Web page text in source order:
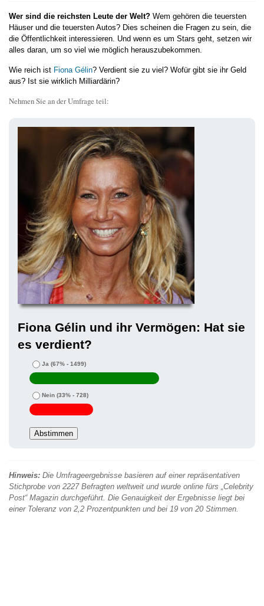
Wer sind die reichsten Leute der Welt? Wem gehören die teuersten
Häuser und die teuersten Autos? Dies scheinen die Fragen zu sein, die
die Öffentlichkeit interessieren. Und wenn es um Stars geht, setzen wir
alles daran, um so viel wie möglich herauszubekommen.
Wie reich ist Fiona Gélin? Verdient sie zu viel? Wofür gibt sie ihr Geld
aus? Ist sie wirklich Milliardärin?
Nehmen Sie an der Umfrage teil:
Fiona Gélin und ihr Vermögen: Hat sie
es verdient?
Ja (67% - 1499)
Nein (33% - 728)
Hinweis: Die Umfrageergebnisse basieren auf einer repräsentativen
Stichprobe von 2227 Befragten weltweit und wurde online fürs „Celebrity
Post“ Magazin durchgeführt. Die Genauigkeit der Ergebnisse liegt bei
einer Toleranz von 2,2 Prozentpunkten und bei 19 von 20 Stimmen.